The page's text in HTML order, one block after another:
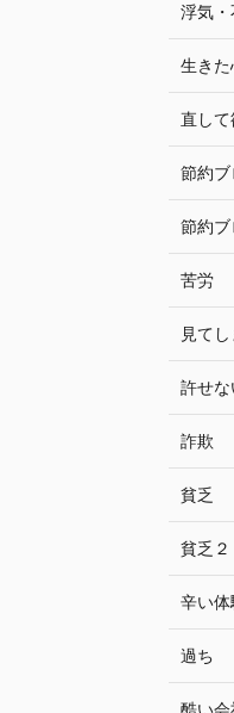
浮気
生き
直し
節約
節約ブ
苦労
見て
許せな
詐欺
貧乏
貧乏２
辛い体
過ち
酷い会